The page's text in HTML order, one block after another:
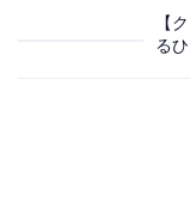
【
る